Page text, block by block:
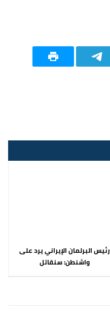
رئيس البرلمان الإيراني يرد على
واشنطن: سنقاتل